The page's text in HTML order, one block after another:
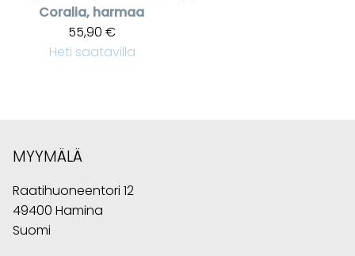
Coralia, harmaa
55,90 €
Heti saatavilla
MYYMÄLÄ
Raatihuoneentori 12
49400 Hamina
Suomi